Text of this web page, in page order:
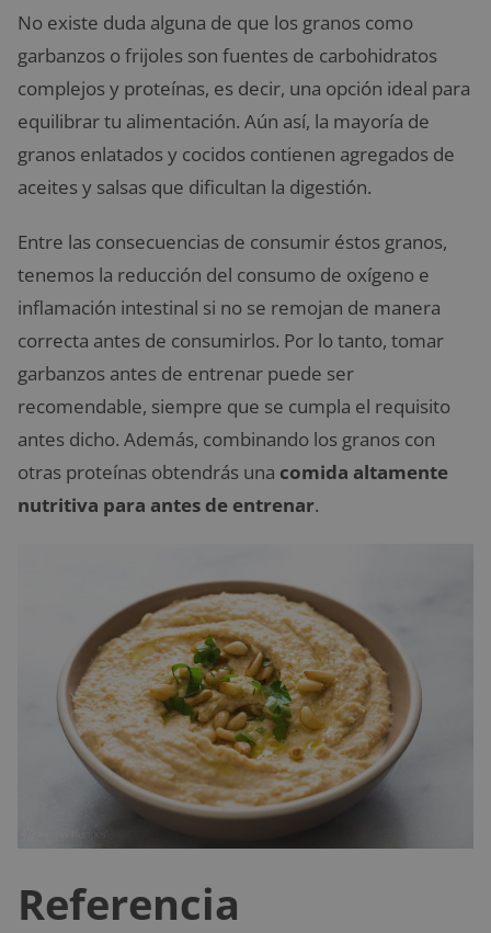
No existe duda alguna de que los granos como
garbanzos o frijoles son fuentes de carbohidratos
complejos y proteínas, es decir, una opción ideal para
equilibrar tu alimentación. Aún así, la mayoría de
granos enlatados y cocidos contienen agregados de
aceites y salsas que dificultan la digestión.
Entre las consecuencias de consumir éstos granos,
tenemos la reducción del consumo de oxígeno e
inflamación intestinal si no se remojan de manera
correcta antes de consumirlos. Por lo tanto, tomar
garbanzos antes de entrenar puede ser
recomendable, siempre que se cumpla el requisito
antes dicho. Además, combinando los granos con
otras proteínas obtendrás una comida altamente
nutritiva para antes de entrenar.
Referencia